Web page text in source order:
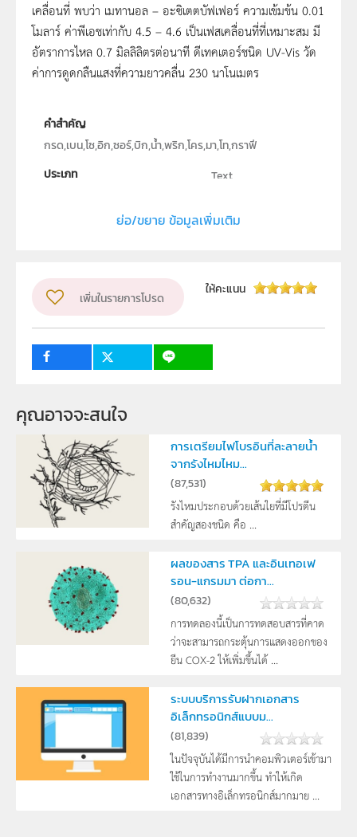
เคลื่อนที่ พบว่า เมทานอล – อะซิเตตบัฟเฟอร์ ความเข้มข้น 0.01
โมลาร์ ค่าพีเอชเท่ากับ 4.5 – 4.6 เป็นเฟสเคลื่อนที่ที่เหมาะสม มี
อัตราการไหล 0.7 มิลลิลิตรต่อนาที ดีเทคเตอร์ชนิด UV-Vis วัด
ค่าการดูดกลืนแสงที่ความยาวคลื่น 230 นาโนเมตร
คำสำคัญ
กรด,เบน,โซ,อิก,ซอร์,บิก,น้ำ,พริก,โคร,มา,โท,กราฟี
ประเภท
Text
ภาควิชาเคมี คณะวิทยาศาสตร์และเทคโนโลยี มหาวิทยาลัย
จิรภาพรรณี หุมมาลี และรัตนา ฟูมั่น
ระดับชั้น
ม.4, ม.5, ม.6
กลุ่มเป้าหมาย
ย่อ/ขยาย ข้อมูลเพิ่มเติม
เพิ่มในรายการโปรด
ให้คะแนน
คุณอาจจะสนใจ
การเตรียมไฟโบรอินที่ละลายน้ำ
จากรังไหมไหม...
(87,531)
รังไหมประกอบด้วยเส้นใยที่มีโปรตีน
สำคัญสองชนิด คือ ...
ผลของสาร TPA และอินเทอเฟ
รอน-แกรมมา ต่อกา...
(80,632)
การทดลองนี้เป็นการทดสอบสารที่คาด
ว่าจะสามารถกระตุ้นการแสดงออกของ
ยีน COX-2 ให้เพิ่มขึ้นได้ ...
ระบบบริการรับฝากเอกสาร
อิเล็กทรอนิกส์แบบม...
(81,839)
ในปัจจุบันได้มีการนำคอมพิวเตอร์เข้ามา
ใช้ในการทำงานมากขึ้น ทำให้เกิด
เอกสารทางอิเล็กทรอนิกส์มากมาย ...